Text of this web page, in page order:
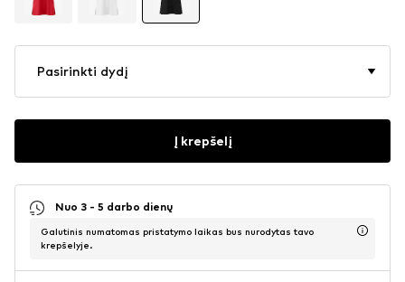
Pasirinkti dydį
Į krepšelį
Nuo 3 - 5 darbo dienų
Galutinis numatomas pristatymo laikas bus nurodytas tavo
krepšelyje.